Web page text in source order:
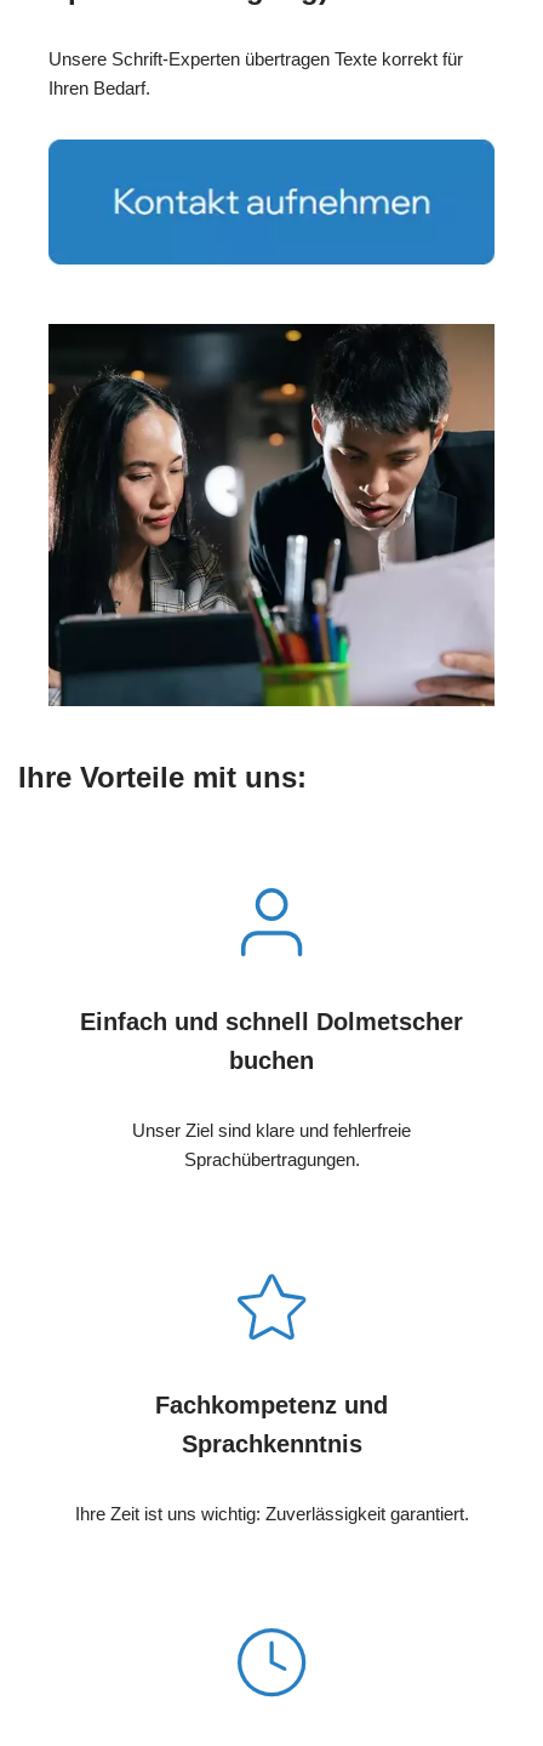
Unsere Schrift-Experten übertragen Texte korrekt für
Ihren Bedarf.
Ihre Vorteile mit uns:
Einfach und schnell Dolmetscher
buchen
Unser Ziel sind klare und fehlerfreie
Sprachübertragungen.
Fachkompetenz und
Sprachkenntnis
Ihre Zeit ist uns wichtig: Zuverlässigkeit garantiert.